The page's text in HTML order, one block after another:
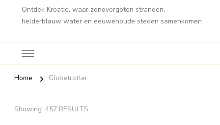
Ontdek Kroatië, waar zonovergoten stranden,
helderblauw water en eeuwenoude steden samenkomen
Home Globetrotter
Showing: 457 RESULTS